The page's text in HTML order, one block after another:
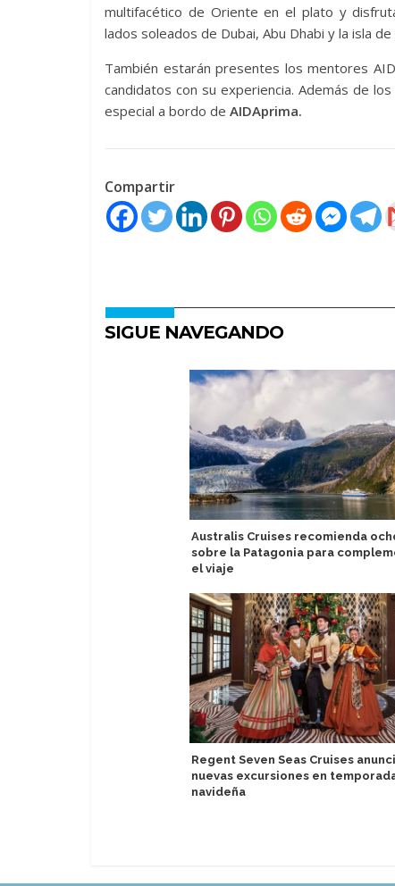
multifacético de Oriente en el plato y
lados soleados de Dubai, Abu Dhabi y la isla de
También estarán presentes los mentores
candidatos con su experiencia. Además de
especial a bordo de AIDAprima.
Compartir
SIGUE NAVEGANDO
Australis Cruises recomienda
sobre la Patagonia para
el viaje
Regent Seven Seas Cruises
nuevas excursiones en
navideña